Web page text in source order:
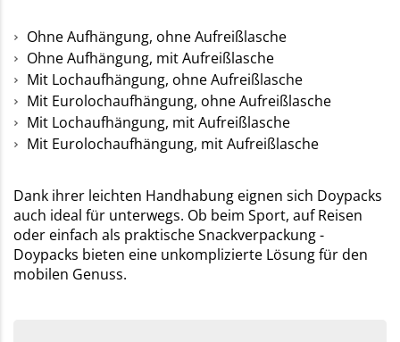
Ohne Aufhängung, ohne Aufreißlasche
Ohne Aufhängung, mit Aufreißlasche
Mit Lochaufhängung, ohne Aufreißlasche
Mit Eurolochaufhängung, ohne Aufreißlasche
Mit Lochaufhängung, mit Aufreißlasche
Mit Eurolochaufhängung, mit Aufreißlasche
Dank ihrer leichten Handhabung eignen sich Doypacks
auch ideal für unterwegs. Ob beim Sport, auf Reisen
oder einfach als praktische Snackverpackung -
Doypacks bieten eine unkomplizierte Lösung für den
mobilen Genuss.